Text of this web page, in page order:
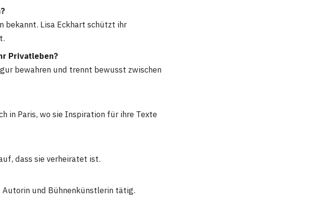
bekannt. Lisa Eckhart schützt ihr
Privatleben?
bewahren und trennt bewusst zwischen
in Paris, wo sie Inspiration für ihre Texte
dass sie verheiratet ist.
und Bühnenkünstlerin tätig.